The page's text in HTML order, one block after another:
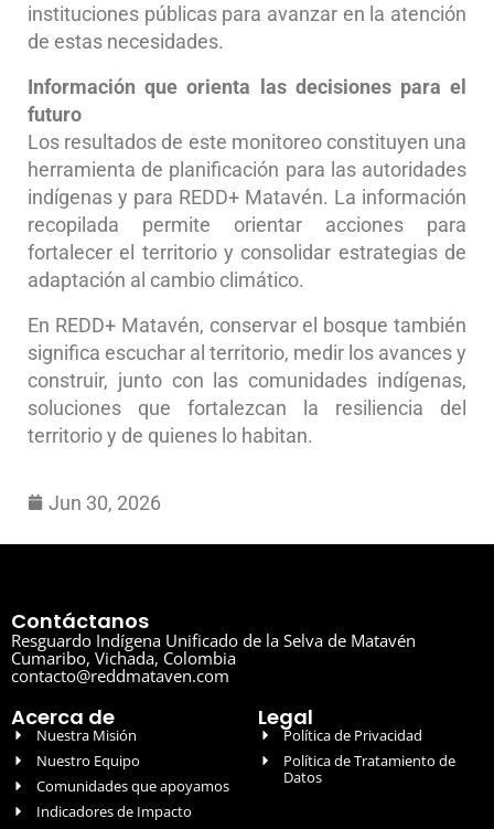
instituciones públicas para avanzar en la atención
de estas necesidades.
Información que orienta las decisiones para el
futuro
Los resultados de este monitoreo constituyen una
herramienta de planificación para las autoridades
indígenas y para REDD+ Matavén. La información
recopilada permite orientar acciones para
fortalecer el territorio y consolidar estrategias de
adaptación al cambio climático.
En REDD+ Matavén, conservar el bosque también
significa escuchar al territorio, medir los avances y
construir, junto con las comunidades indígenas,
soluciones que fortalezcan la resiliencia del
territorio y de quienes lo habitan.
Jun 30, 2026
Contáctanos
Resguardo Indígena Unificado de la Selva de Matavén
Cumaribo, Vichada, Colombia
contacto@reddmataven.com
Acerca de
Nuestra Misión
Nuestro Equipo
Comunidades que apoyamos
Indicadores de Impacto
Legal
Política de Privacidad
Política de Tratamiento de
Datos